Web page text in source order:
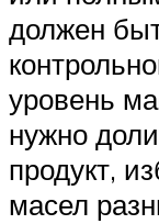
должен
уровень
нужно
продукт,
масел